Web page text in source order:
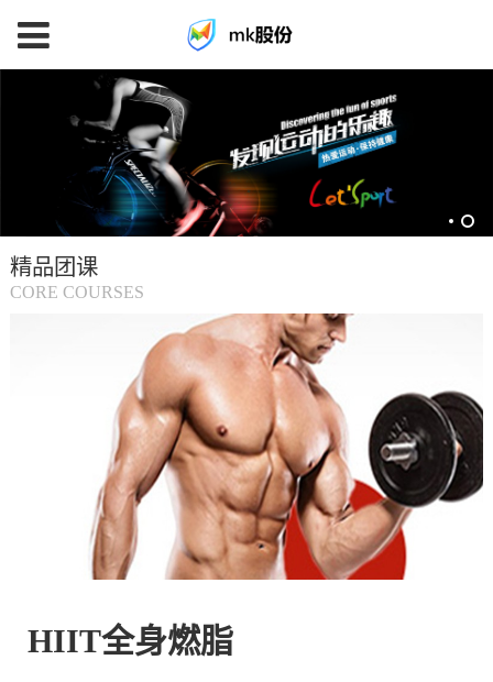
育
(中
有
精品团课
CORE COURSES
HIIT全身燃脂